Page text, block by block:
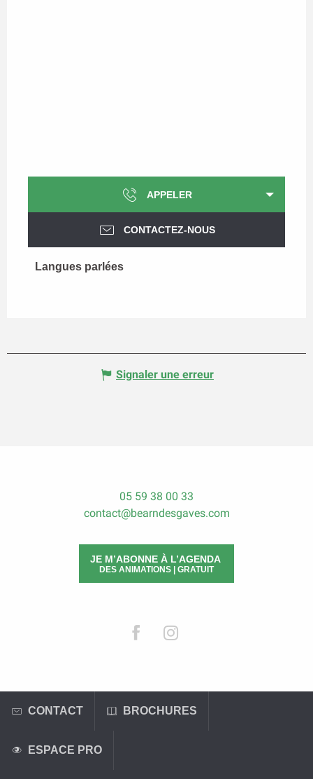
APPELER
CONTACTEZ-NOUS
Langues parlées
Langues parlées
Signaler une erreur
05 59 38 00 33
contact@bearndesgaves.com
JE M’ABONNE À L’AGENDA
DES ANIMATIONS | GRATUIT
CONTACT BROCHURES
ESPACE PRO